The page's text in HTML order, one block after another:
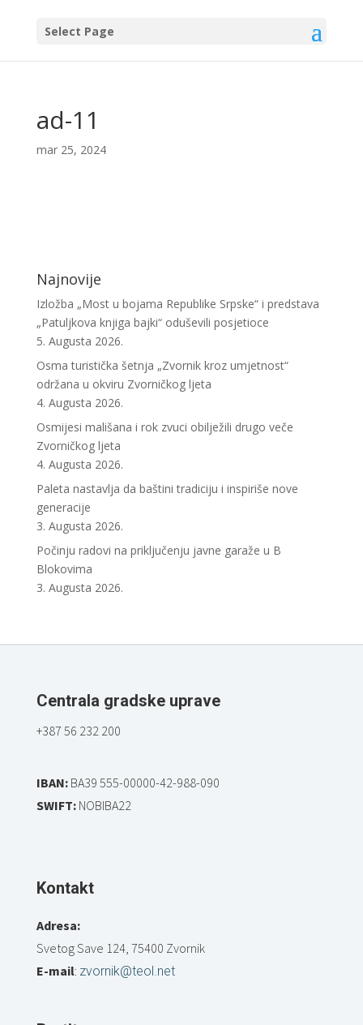
Select Page
ad-11
mar 25, 2024
Najnovije
Izložba „Most u bojama Republike Srpske“ i predstava
„Patuljkova knjiga bajki“ oduševili posjetioce
5. Augusta 2026.
Osma turistička šetnja „Zvornik kroz umjetnost“
održana u okviru Zvorničkog ljeta
4. Augusta 2026.
Osmijesi mališana i rok zvuci obilježili drugo veče
Zvorničkog ljeta
4. Augusta 2026.
Paleta nastavlja da baštini tradiciju i inspiriše nove
generacije
3. Augusta 2026.
Počinju radovi na priključenju javne garaže u B
Blokovima
3. Augusta 2026.
Centrala gradske uprave
+387 56 232 200
IBAN:BA39 555-00000-42-988-090
SWIFT:NOBIBA22
Kontakt
Adresa:
Svetog Save 124, 75400 Zvornik
E-mail: zvornik@teol.net